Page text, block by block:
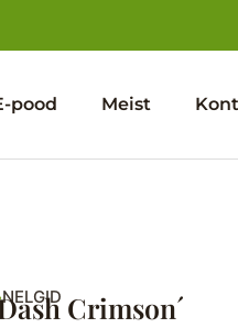
pood Meist
NELGID Crimson´